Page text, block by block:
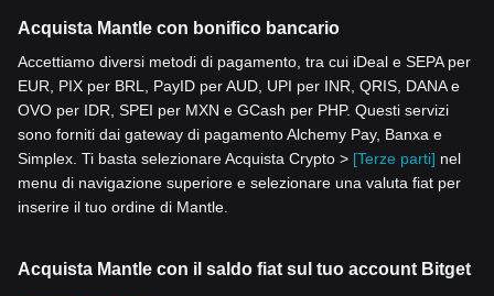
Acquista Mantle con bonifico bancario
Accettiamo diversi metodi di pagamento, tra cui iDeal e SEPA per
EUR, PIX per BRL, PayID per AUD, UPI per INR, QRIS, DANA e
OVO per IDR, SPEI per MXN e GCash per PHP. Questi servizi
sono forniti dai gateway di pagamento Alchemy Pay, Banxa e
Simplex. Ti basta selezionare Acquista Crypto > [Terze parti] nel
menu di navigazione superiore e selezionare una valuta fiat per
inserire il tuo ordine di Mantle.
Acquista Mantle con il saldo fiat sul tuo account Bitget